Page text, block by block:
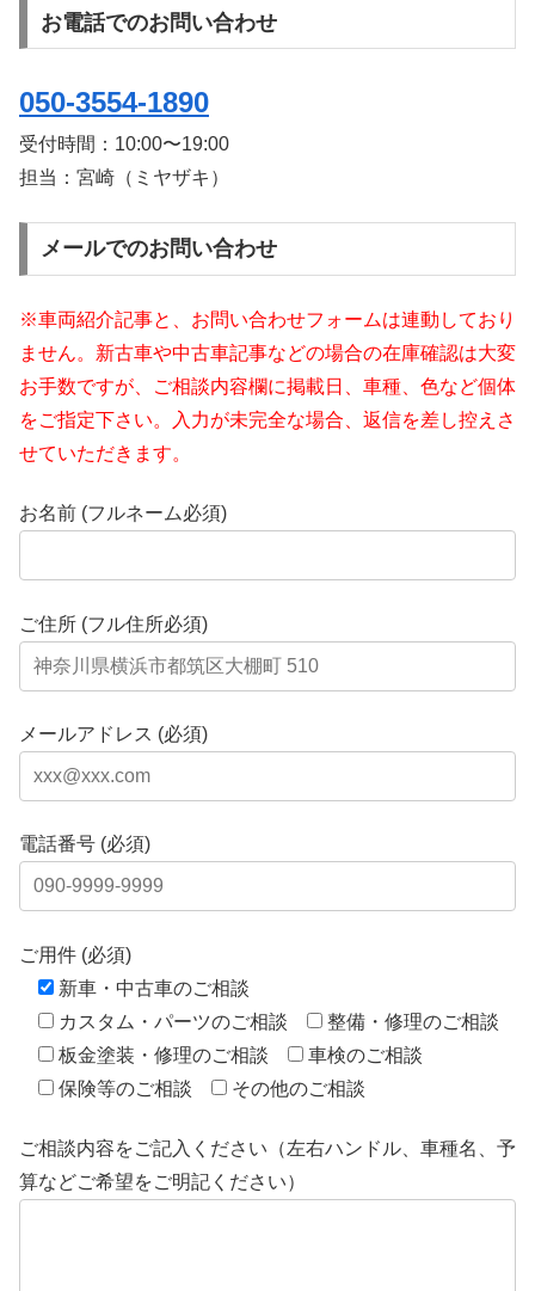
お電話でのお問い合わせ
050-3554-1890
受付時間： 10:00〜19:00
担当：宮崎（ミヤザキ）
メールでのお問い合わせ
※車両紹介記事と、お問い合わせフォームは連動しており
ません。新古車や中古車記事などの場合の在庫確認は大変
お手数ですが、ご相談内容欄に掲載日、車種、色など個体
をご指定下さい。入力が未完全な場合、返信を差し控えさ
せていただきます。
お名前 (フルネーム必須)
ご住所 (フル住所必須)
メールアドレス (必須)
電話番号 (必須)
ご用件 (必須)
新車・中古車のご相談
カスタム・パーツのご相談
整備・修理のご相談
板金塗装・修理のご相談
車検のご相談
保険等のご相談
その他のご相談
ご相談内容をご記入ください（左右ハンドル、車種名、予
算などご希望をご明記ください）